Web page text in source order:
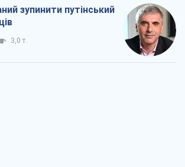
зупинити путінський
3,0 т.